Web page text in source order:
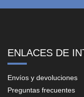
ENLACES DE
Envíos y devoluciones
Preguntas frecuentes